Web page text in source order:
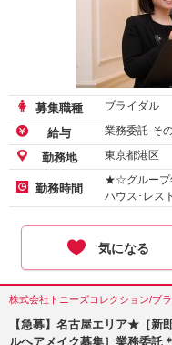
募集職種 ブライダル
給与 業務委託-そ
勤務地 東京都港区
勤務時間
★☆グループ
ハウス･レス
気になる
株式会社トニーズコレクション/ブ
【急募】名古屋エリア★［新
ルヘアメイク募集］業務委託